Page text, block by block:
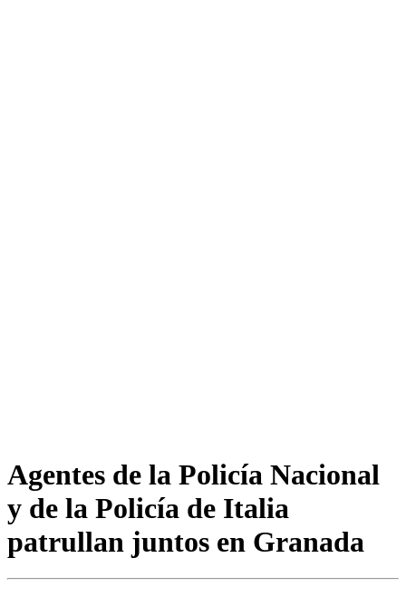
Agentes de la Policía Nacional
y de la Policía de Italia
patrullan juntos en Granada